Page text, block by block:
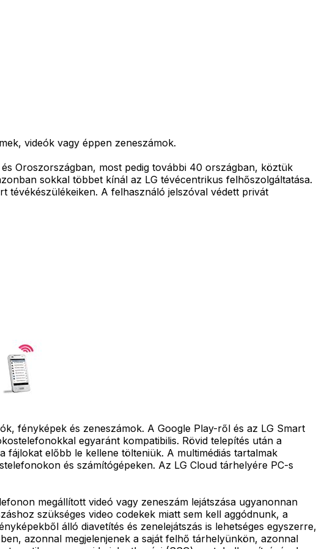
videók vagy éppen zeneszámok.
Oroszországban, most pedig további 40 országban, köztük
sokkal többet kínál az LG tévécentrikus felhőszolgáltatása.
tévékészülékeiken. A felhasználó jelszóval védett privát
fényképek és zeneszámok. A Google Play-ről és az LG Smart
egyaránt kompatibilis. Rövid telepítés után a
előbb le kellene tölteniük. A multimédiás tartalmak
és számítógépeken. Az LG Cloud tárhelyére PC-s
megállított videó vagy zeneszám lejátszása ugyanonnan
szükséges video codekek miatt sem kell aggódnunk, a
álló diavetítés és zenelejátszás is lehetséges egyszerre,
azonnal megjelenjenek a saját felhő tárhelyünkön, azonnal